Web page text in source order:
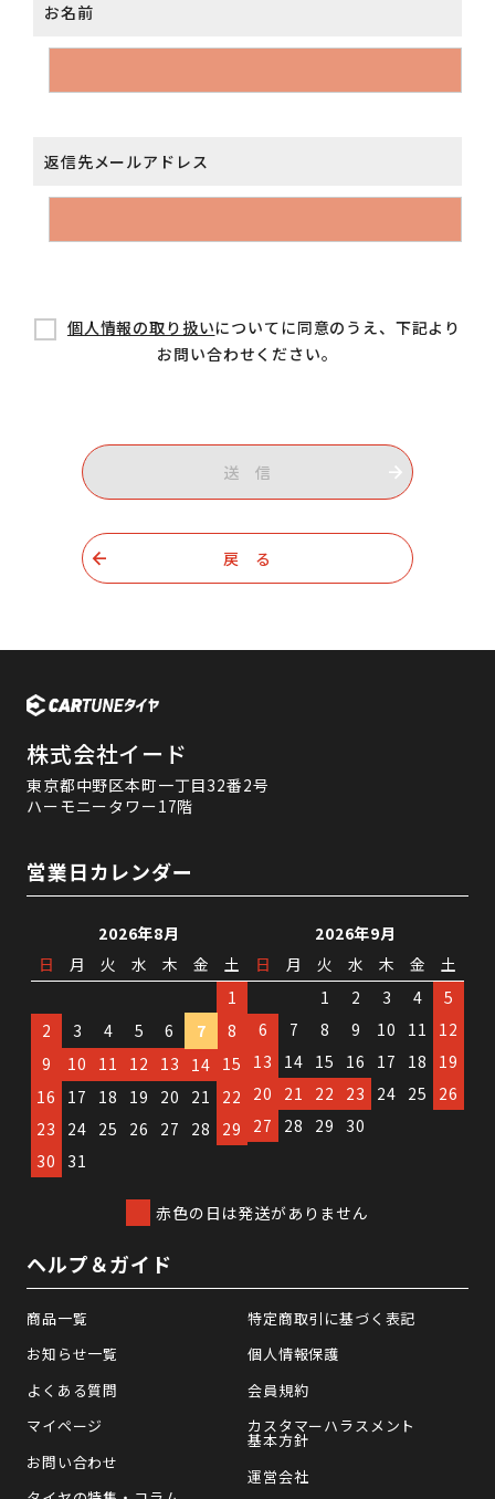
お名前
返信先メールアドレス
個人情報の取り扱いについてに同意のうえ、下記より
お問い合わせください。
送 信
戻 る
株式会社イード
東京都中野区本町一丁目32番2号
ハーモニータワー17階
営業日カレンダー
2026年8月
日
月 火 水 木 金
土
1
2
3 4 5 6 7
8
9
10 11 12 13 14 15
16
17 18 19 20 21
22
23
24 25 26 27 28
29
30
31
2026年9月
日
月 火 水 木 金
土
1
2 3 4
5
6
7 8 9 10 11
12
13
14 15 16 17 18
19
20
21 22 23 24 25
26
27
28 29 30
赤色の日は発送がありません
ヘルプ＆ガイド
商品一覧
お知らせ一覧
よくある質問
マイページ
お問い合わせ
特定商取引に基づく表記
個人情報保護
会員規約
カスタマーハラスメント
基本方針
運営会社